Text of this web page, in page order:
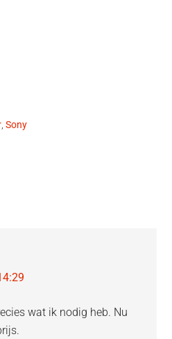
,Sony
wat ik nodig heb. Nu